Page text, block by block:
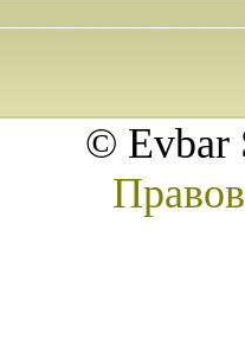
© Evbar